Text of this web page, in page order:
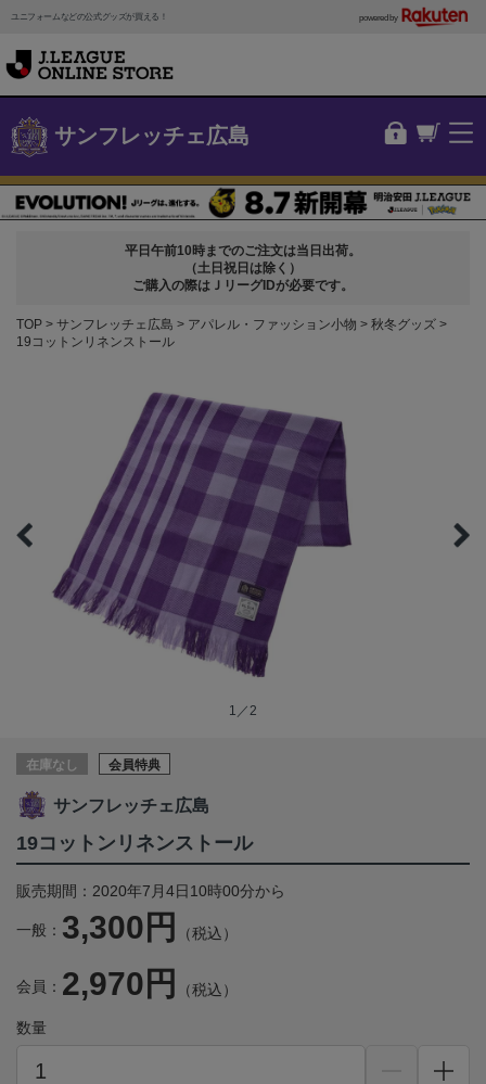
ユニフォームなどの公式グッズが買える！ powered by
サンフレッチェ広島
平日午前10時までのご注文は当日出荷。
（土日祝日は除く）
ご購入の際はＪリーグIDが必要です。
TOP サンフレッチェ広島 アパレル・ファッション小物
秋冬グッズ
19コットンリネンストール
1／2
在庫なし 会員特典
サンフレッチェ広島
19コットンリネンストール
販売期間：2020年7月4日10時00分から
一般： 3,300円 （税込）
会員： 2,970円 （税込）
数量